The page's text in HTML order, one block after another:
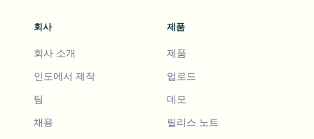
회사
회사 소개
인도에서 제작
팀
채용
제품
제품
업로드
데모
릴리스 노트